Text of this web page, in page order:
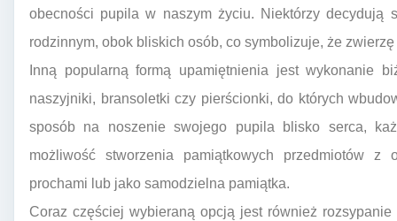
obecności pupila w naszym życiu. Niektórzy decydują
rodzinnym, obok bliskich osób, co symbolizuje, że zwierzę
Inną popularną formą upamiętnienia jest wykonanie
naszyjniki, bransoletki czy pierścionki, do których
sposób na noszenie swojego pupila blisko serca,
możliwość stworzenia pamiątkowych przedmiotów z
prochami lub jako samodzielna pamiątka.
Coraz częściej wybieraną opcją jest również